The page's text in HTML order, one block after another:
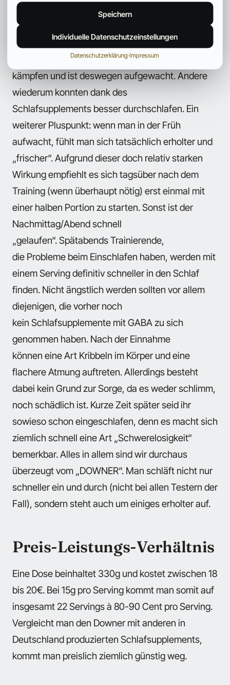
„DOWNER“ hilft definitiv dabei, den
Einschlafprozess einzuleiten und zu
beschleunigen. Was das Durchschlafen angeht,
hatte der ein oder andere mit Alpträumen zu
kämpfen und ist deswegen aufgewacht. Andere
wiederum konnten dank des
Schlafsupplements besser durchschlafen. Ein
weiterer Pluspunkt: wenn man in der Früh
aufwacht, fühlt man sich tatsächlich erholter und
„frischer“. Aufgrund dieser doch relativ starken
Wirkung empfiehlt es sich tagsüber nach dem
Training (wenn überhaupt nötig) erst einmal mit
einer halben Portion zu starten. Sonst ist der
Nachmittag/Abend schnell
„gelaufen“. Spätabends Trainierende,
die Probleme beim Einschlafen haben, werden mit
einem Serving definitiv schneller in den Schlaf
finden. Nicht ängstlich werden sollten vor allem
diejenigen, die vorher noch
kein Schlafsupplemente mit GABA zu sich
genommen haben. Nach der Einnahme
können eine Art Kribbeln im Körper und eine
flachere Atmung auftreten. Allerdings besteht
dabei kein Grund zur Sorge, da es weder schlimm,
noch schädlich ist. Kurze Zeit später seid ihr
sowieso schon eingeschlafen, denn es macht sich
ziemlich schnell eine Art „Schwerelosigkeit“
bemerkbar. Alles in allem sind wir durchaus
überzeugt vom „DOWNER“. Man schläft nicht nur
schneller ein und durch (nicht bei allen Testern der
Fall), sondern steht auch um einiges erholter auf.
Preis-Leistungs-Verhältnis
Eine Dose beinhaltet 330g und kostet zwischen 18
bis 20€. Bei 15g pro Serving kommt man somit auf
insgesamt 22 Servings à 80-90 Cent pro Serving.
Vergleicht man den Downer mit anderen in
Deutschland produzierten Schlafsupplements,
kommt man preislich ziemlich günstig weg.
Speichern
Individuelle Datenschutzeinstellungen
Datenschutzerklärung·Impressum